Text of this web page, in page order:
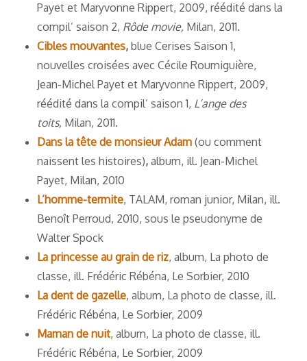
Payet et Maryvonne Rippert, 2009, réédité dans la
compil’ saison 2, Rôde movie, Milan, 2011.
Cibles mouvantes,blue Cerises Saison 1,
nouvelles croisées avec Cécile Roumiguière,
Jean-Michel Payet et Maryvonne Rippert, 2009,
réédité dans la compil’ saison 1, L’ange des
toits, Milan, 2011.
Dans la tête de monsieur Adam(ou comment
naissent les histoires),album, ill. Jean-Michel
Payet, Milan, 2010
L’homme-termite, TALAM, roman junior, Milan, ill.
Benoît Perroud, 2010, sous le pseudonyme de
Walter Spock
La princesse au grain de riz, album, La photo de
classe, ill. Frédéric Rébéna, Le Sorbier, 2010
La dent de gazelle, album, La photo de classe, ill.
Frédéric Rébéna, Le Sorbier, 2009
Maman de nuit, album, La photo de classe, ill.
Frédéric Rébéna, Le Sorbier, 2009